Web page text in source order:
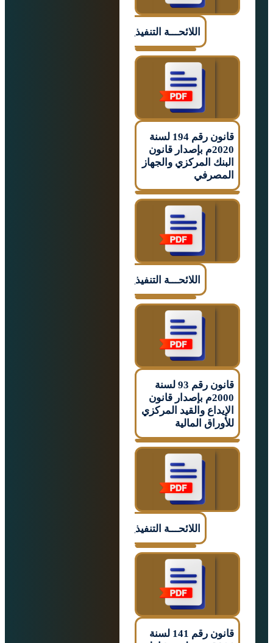
اللائحـــة التنفيذيـــــة
قانون رقم 194 لسنة
2020م بإصدار قانون
المركزي والجهاز
اللائحـــة التنفيذيـــــة
قانون رقم 93 لسنة
2000م بإصدار قانون
والقيد المركزي
المالية
اللائحـــة التنفيذيـــــة
قانون رقم 141 لسنة